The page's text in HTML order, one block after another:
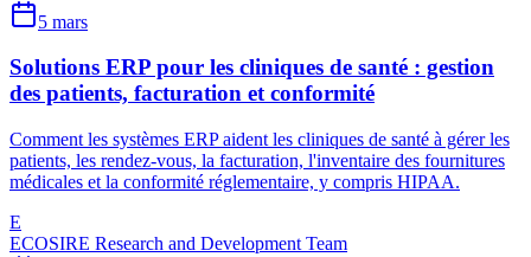
5 mars
Solutions ERP pour les cliniques de santé : gestion
des patients, facturation et conformité
Comment les systèmes ERP aident les cliniques de santé à gérer les
patients, les rendez-vous, la facturation, l'inventaire des fournitures
médicales et la conformité réglementaire, y compris HIPAA.
E
ECOSIRE Research and Development Team